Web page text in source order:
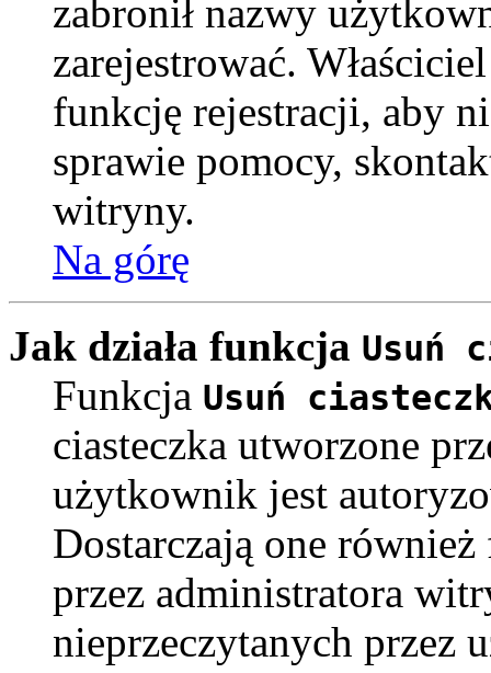
zabronił nazwy
zarejestrować.
funkcję rejestracji, aby
sprawie pomocy,
witryny.
Na górę
Jak działa funkcja Usuń
Funkcja Usuń
ciasteczka utworzone
użytkownik jest
Dostarczają one również
przez administratora
nieprzeczytanych przez